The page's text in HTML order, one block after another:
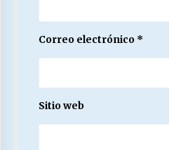
Correo electrónico *
Sitio web